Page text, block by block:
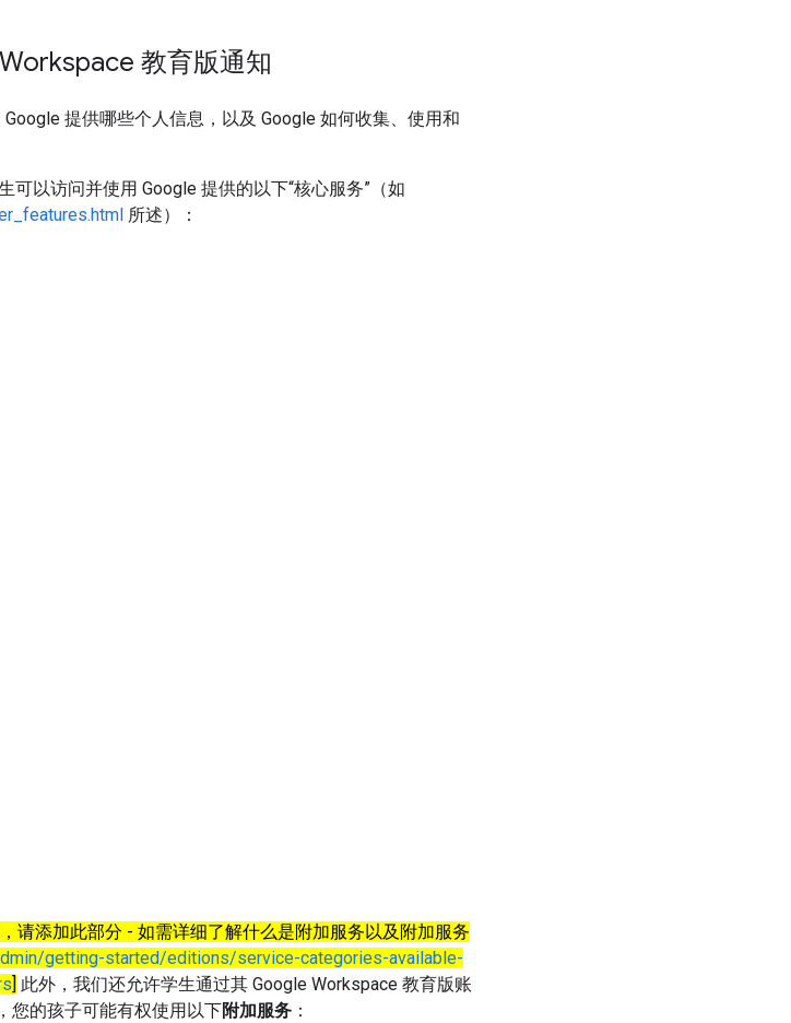
教育版通知
提供哪些个人信息，以及 Google 如何收集、使用和
可以访问并使用 Google 提供的以下“核心服务”（如
所述）：
请添加此部分 - 如需详细了解什么是附加服务以及附加服务
getting-started/editions/service-categories-available-
] 此外，我们还允许学生通过其 Google Workspace 教育版账
您的孩子可能有权使用以下附加服务 ：